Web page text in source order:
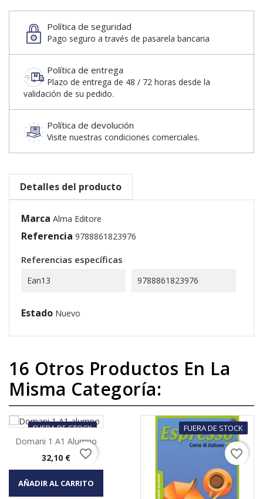
Política de seguridad
Pago seguro a través de pasarela bancaria
Política de entrega
Plazo de entrega de 48 / 72 horas desde la
validación de su pedido.
Política de devolución
Visite nuestras condiciones comerciales.
Detalles del producto
Marca Alma Editore
Referencia 9788861823976
Referencias específicas
Ean13 9788861823976
Estado Nuevo
16 Otros Productos En La
Misma Categoría:
FUERA DE STOCK
Domani 1 A1 Alumno
Precio
32,10 €
AÑADIR AL CARRITO
favorite_border
FUERA DE STOCK
favorite_border